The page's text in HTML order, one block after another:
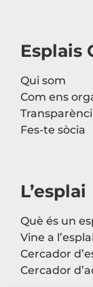
Esplais
Qui som
Com ens
Fes-te sòcia
L’esplai
Què és un
Vine a
Cercador
Cercador